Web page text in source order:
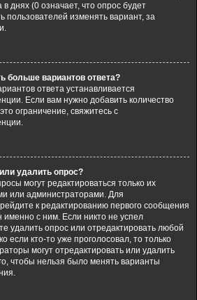
днях (0 означает, что опрос будет
пользователей изменять вариант, за
больше вариантов ответа?
ответа устанавливается
Если вам нужно добавить количество
ограничение, свяжитесь с
удалить опрос?
могут редактироваться только их
или администраторами. Для
к редактированию первого сообщения
именно с ним. Если никто не успел
удалить опрос или отредактировать любой
если кто-то уже проголосовал, то только
могут отредактировать или удалить
чтобы нельзя было менять варианты